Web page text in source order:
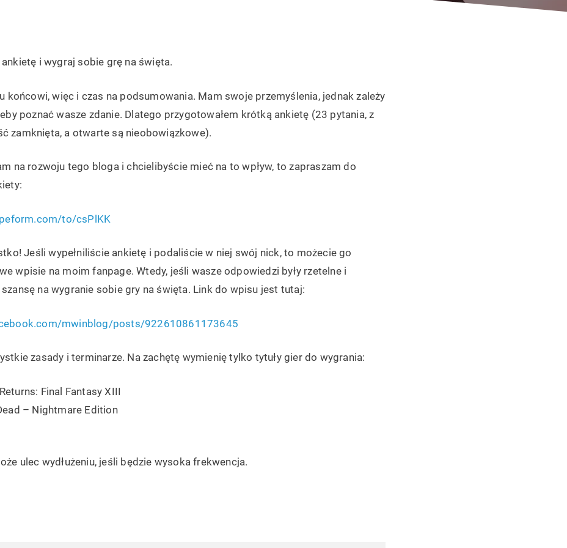
i wygraj sobie grę na święta.
końcowi, więc i czas na podsumowania. Mam swoje przemyślenia, jednak zależy
poznać wasze zdanie. Dlatego przygotowałem krótką ankietę (23 pytania, z
zamknięta, a otwarte są nieobowiązkowe).
na rozwoju tego bloga i chcielibyście mieć na to wpływ, to zapraszam do
to/csPlKK
Jeśli wypełniliście ankietę i podaliście w niej swój nick, to możecie go
wpisie na moim fanpage. Wtedy, jeśli wasze odpowiedzi były rzetelne i
na wygranie sobie gry na święta. Link do wpisu jest tutaj:
mwinblog/posts/922610861173645
zasady i terminarze. Na zachętę wymienię tylko tytuły gier do wygrania:
Final Fantasy XIII
– Nightmare Edition
ulec wydłużeniu, jeśli będzie wysoka frekwencja.